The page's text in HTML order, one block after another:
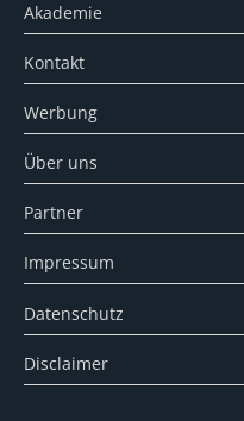
Akademie
Kontakt
Werbung
Über uns
Partner
Impressum
Datenschutz
Disclaimer